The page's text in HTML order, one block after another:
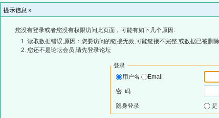
提示信息 »
您没有登录或者您没有权限访问此页面，可能有如下几个原因:
读取数据错误,原因：您要访问的链接无效,可能链接不完整,或数据已被删
您还不是论坛会员,请先登录论坛
登录
用户名
Email
密 码
隐身登录